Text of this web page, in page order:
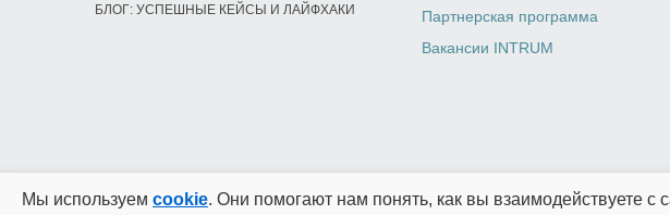
БЛОГ: УСПЕШНЫЕ КЕЙСЫ И ЛАЙФХАКИ
Партнерская программа
Вакансии INTRUM
© 2013-2026 INTRUM CRM
Мы используем cookie. Они помогают нам понять, как вы взаимодействуете с